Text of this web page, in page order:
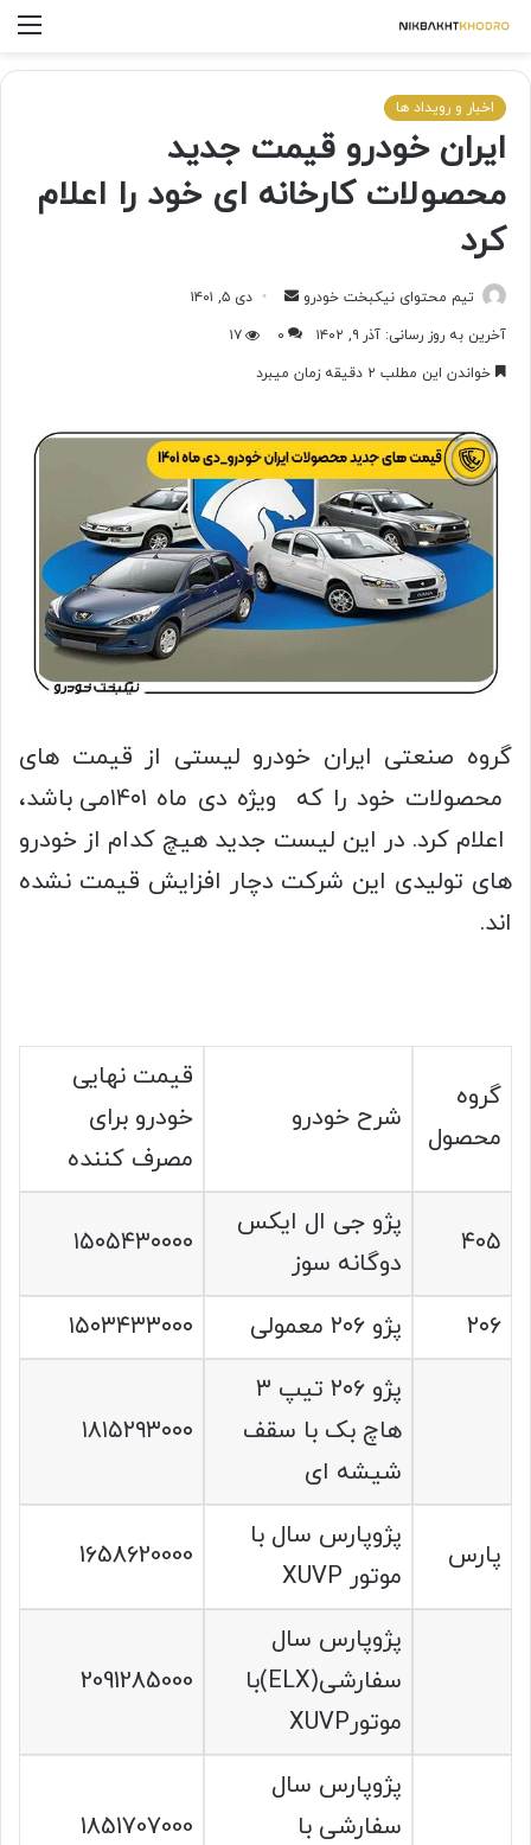
اخبار و رویداد ها
ایران خودرو قیمت جدید
محصولات کارخانه ای خود را اعلام
کرد
تیم محتوای نیکبخت خودرو
دی ۵, ۱۴۰۱
آخرین به روز رسانی: آذر ۹, ۱۴۰۲
۰
۱۷
خواندن این مطلب ۲ دقیقه زمان میبرد
گروه صنعتی ایران خودرو لیستی از قیمت های
محصولات خود را که ویژه دی ماه ۱۴۰۱می باشد،
اعلام کرد. در این لیست جدید هیچ کدام از خودرو
های تولیدی این شرکت دچار افزایش قیمت نشده
اند.
گروه
محصول
شرح خودرو
قیمت نهایی
خودرو برای
مصرف کننده
۴۰۵
پژو جی ال ایکس
دوگانه سوز
۱۵۰۵۴۳۰۰۰۰
۲۰۶ پژو ۲۰۶ معمولی
۱۵۰۳۴۳۳۰۰۰
پژو ۲۰۶ تیپ ۳
هاچ بک با سقف
شیشه ای
۱۸۱۵۲۹۳۰۰۰
پارس
پژوپارس سال با
موتور XUVP
1658620000
پژوپارس سال
سفارشی(ELX)با
موتورXUVP
2091285000
پژوپارس سال
سفارشی با
1851707000